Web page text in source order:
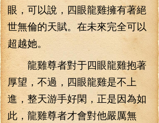
眼，可以說，四眼龍雞擁有著絕
世無倫的天賦。在未來完全可以
超越她。
龍雞尊者對于四眼龍雞抱著
厚望，不過，四眼龍雞是不上
進，整天游手好閑，正是因為如
此，龍雞尊者才會對他嚴厲無